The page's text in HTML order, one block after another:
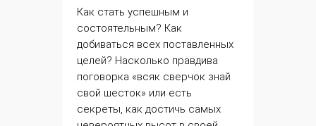
Как стать успешным и
состоятельным? Как
добиваться всех поставленных
целей? Насколько правдива
поговорка «всяк сверчок знай
свой шесток» или есть
секреты, как достичь самых